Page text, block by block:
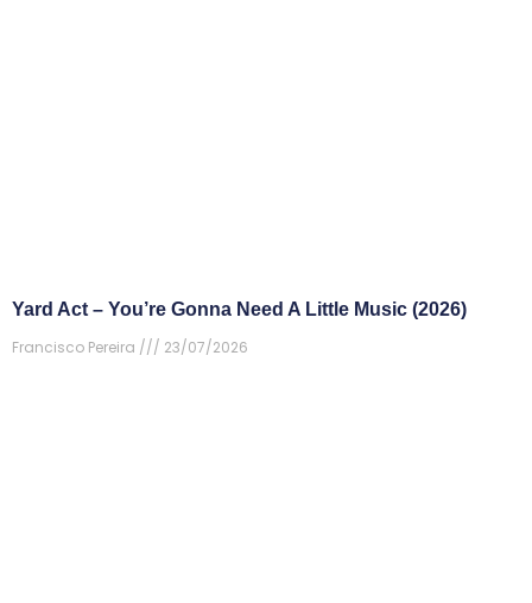
Yard Act – You’re Gonna Need A Little Music (2026)
Francisco Pereira
23/07/2026